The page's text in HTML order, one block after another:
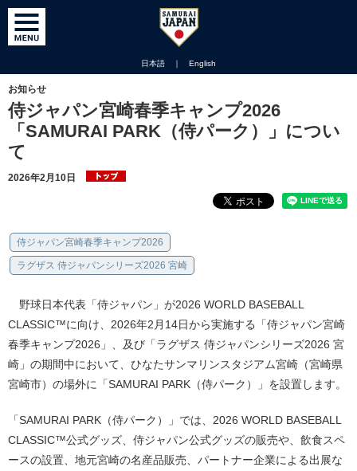
日本語 ｜ English
お知らせ
侍ジャパン宮崎春季キャンプ2026
「SAMURAI PARK（侍パーク）」につい
て
2026年2月10日
侍ジャパン宮崎春季キャンプ2026
ラグザス 侍ジャパンシリーズ2026 宮崎
野球日本代表「侍ジャパン」が2026 WORLD BASEBALL
CLASSIC™に向け、2026年2月14日から実施する「侍ジャパン宮崎
春季キャンプ2026」、及び「ラグザス 侍ジャパンシリーズ2026 宮
崎」の期間中において、ひなたサンマリンスタジアム宮崎（宮崎県
宮崎市）の場外に「SAMURAI PARK（侍パーク）」を設置します。
「SAMURAI PARK（侍パーク）」では、2026 WORLD BASEBALL
CLASSIC™公式グッズ、侍ジャパン公式グッズの販売や、飲食スペ
ースの設置、地元宮崎の名産品販売、パートナー企業による出展な